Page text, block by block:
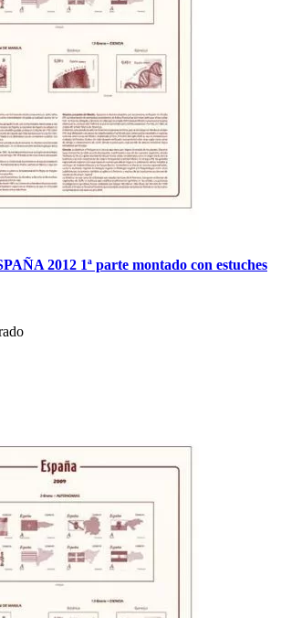
2012 1ª parte montado con estuches